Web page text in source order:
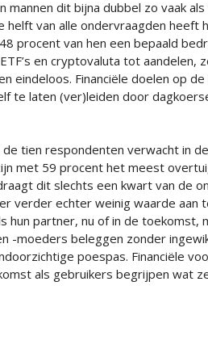
dit bijna dubbel zo vaak
van alle ondervraagden heeft
procent van hen een bepaald
en cryptovaluta tot aandelen,
eindeloos. Financiële doelen op
te laten (ver)leiden door
tien respondenten verwacht in
met 59 procent het meest
dit slechts een kwart van de
verder echter weinig waarde aan
hun partner, nu of in de toekomst,
-moeders beleggen zonder
poespas. Financiële
als gebruikers begrijpen wat